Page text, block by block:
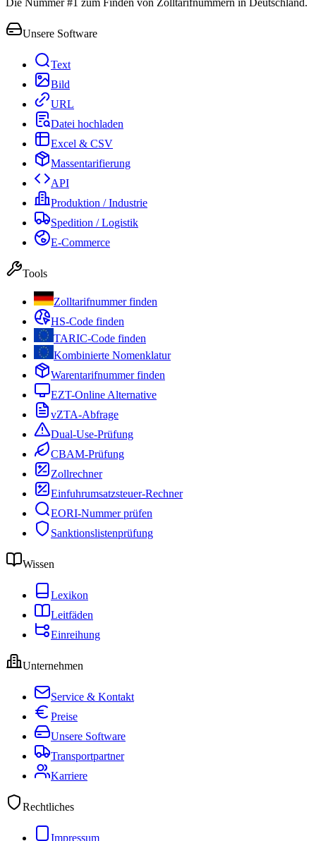
Die Nummer #1 zum Finden von Zolltarifnummern in Deutschland.
Unsere Software
Text
Bild
URL
Datei hochladen
Excel & CSV
Massentarifierung
API
Produktion / Industrie
Spedition / Logistik
E-Commerce
Tools
Zolltarifnummer finden
HS-Code finden
TARIC-Code finden
Kombinierte Nomenklatur
Warentarifnummer finden
EZT-Online Alternative
vZTA-Abfrage
Dual-Use-Prüfung
CBAM-Prüfung
Zollrechner
Einfuhrumsatzsteuer-Rechner
EORI-Nummer prüfen
Sanktionslistenprüfung
Wissen
Lexikon
Leitfäden
Einreihung
Unternehmen
Service & Kontakt
Preise
Unsere Software
Transportpartner
Karriere
Rechtliches
Impressum